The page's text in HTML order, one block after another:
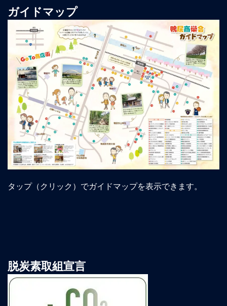
ガイドマップ
タップ（クリック）でガイドマップを表示できます。
脱炭素取組宣言